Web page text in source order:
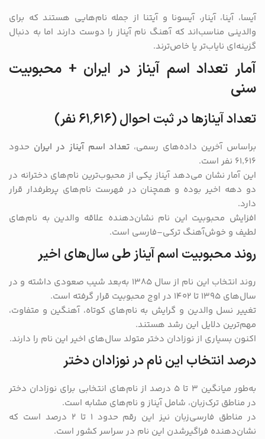
آیسا، آینا، آینار، آیسونا و آیتنا از جمله نام‌هایی هستند که برای
والدینی مناسب‌اند که آهنگ نام آیناز را دوست دارند اما به دنبال
گزینه‌ای نایاب‌تر یا خاص‌ترند.
آمار تعداد اسم آیناز در ایران + محبوبیت
سنی
تعداد آینازها در ثبت احوال (۶۱٬۶۱۶ نفر)
براساس آخرین داده‌های رسمی، تعداد اسم آیناز در ایران حدود
۶۱٬۶۱۶ نفر است.
این آمار نشان می‌دهد آیناز یکی از محبوب‌ترین نام‌های دخترانه در
دو دهه اخیر بوده و همچنان در فهرست نام‌های پرطرفدار قرار
دارد.
افزایش محبوبیت این نام نشان‌دهنده علاقه والدین به نام‌های
لطیف و خوش‌آهنگ ترکی–فارسی است.
روند محبوبیت اسم آیناز طی سال‌های اخیر
روند انتخاب این نام از سال ۱۳۸۵ به‌بعد شیب صعودی داشته و در
سال‌های ۱۳۹۵ تا ۱۴۰۲ در اوج محبوبیت قرار گرفته است.
تغییر نسل والدین و گرایش به نام‌های کوتاه، آهنگین و متفاوت،
مهم‌ترین دلایل این رشد هستند.
اکنون بسیاری از نوزادان دختر متولد سال‌های اخیر این نام را دارند.
درصد انتخاب این نام در نوزادان دختر
به‌طور میانگین ۳ تا ۵ درصد از نام‌های انتخابی برای نوزادان دختر
در مناطق ترک‌زبان، شامل آیناز و نام‌های مشابه است.
در مناطق فارسی‌زبان نیز این رقم حدود ۱ تا ۲ درصد است که
نشان‌دهنده فراگیرشدن این نام در سراسر کشور است.